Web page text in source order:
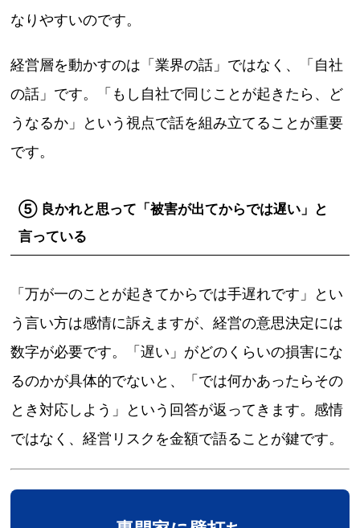
なりやすいのです。
経営層を動かすのは「業界の話」ではなく、「自社
の話」です。「もし自社で同じことが起きたら、ど
うなるか」という視点で話を組み立てることが重要
です。
⑤ 良かれと思って「被害が出てからでは遅い」と
言っている
「万が一のことが起きてからでは手遅れです」とい
う言い方は感情に訴えますが、経営の意思決定には
数字が必要です。「遅い」がどのくらいの損害にな
るのかが具体的でないと、「では何かあったらその
とき対応しよう」という回答が返ってきます。感情
ではなく、経営リスクを金額で語ることが鍵です。